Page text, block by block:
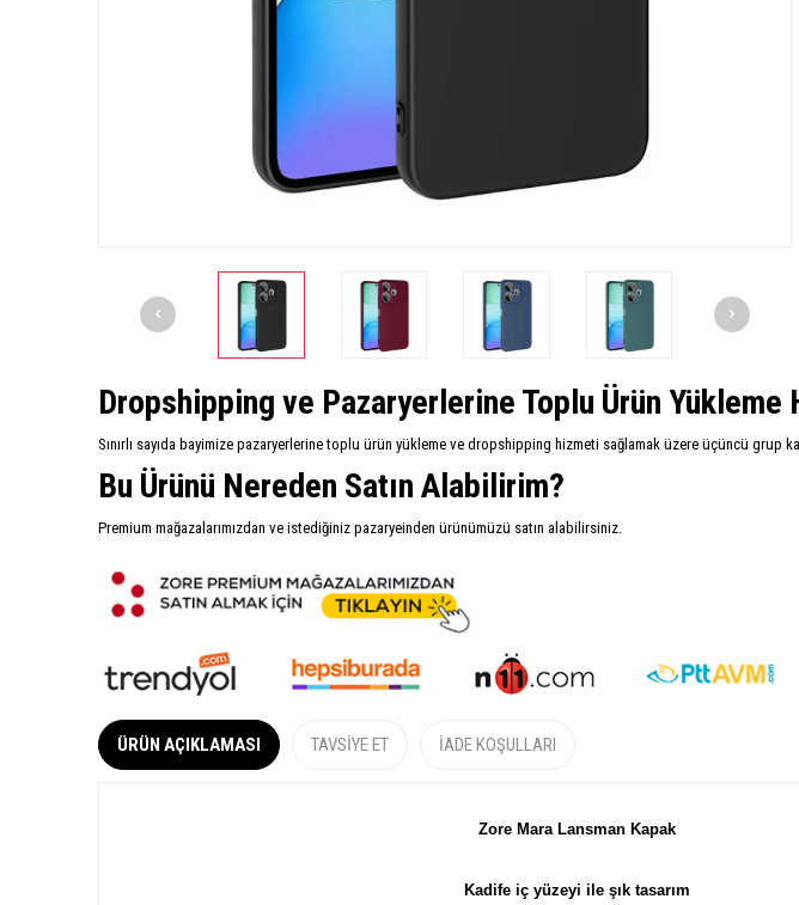
Dropshipping ve Pazaryerlerine Toplu Ürün Yükleme
Sınırlı sayıda bayimize pazaryerlerine toplu ürün yükleme ve dropshipping hizmeti sağlamak üzere üçüncü grup
Bu Ürünü Nereden Satın Alabilirim?
Premium mağazalarımızdan ve istediğiniz pazaryeinden ürünümüzü satın alabilirsiniz.
ÜRÜN AÇIKLAMASI TAVSIYE ET İADE KOŞULLARI
Zore MaraLansman Kapak
Kadife iç yüzeyi ile şık tasarım